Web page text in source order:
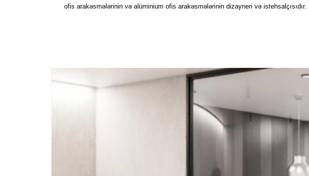
ofis arakəsmələrinin və alüminium ofis arakəsmələrinin dizayneri və